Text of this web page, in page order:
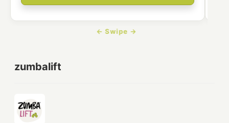
zumbalift